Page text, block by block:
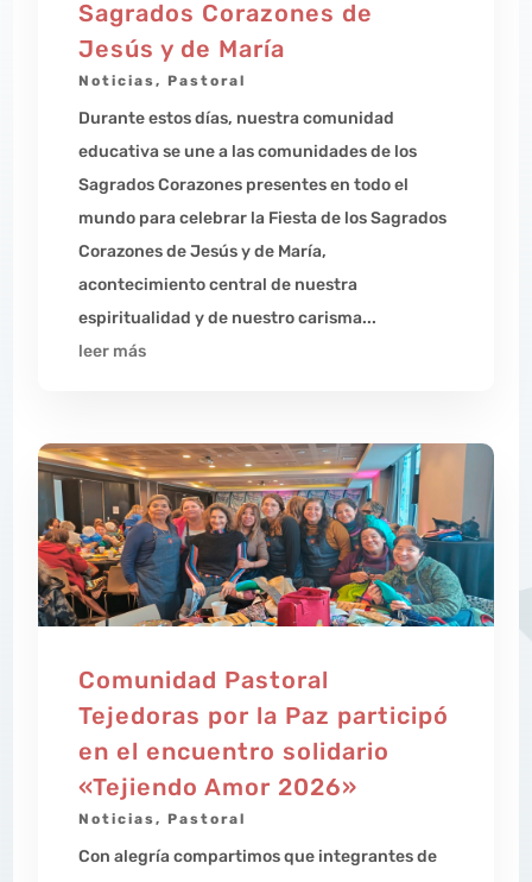
Sagrados Corazones de
Jesús y de María
Noticias,Pastoral
Durante estos días, nuestra comunidad
educativa se une a las comunidades de los
Sagrados Corazones presentes en todo el
mundo para celebrar la Fiesta de los Sagrados
Corazones de Jesús y de María,
acontecimiento central de nuestra
espiritualidad y de nuestro carisma...
leer más
Comunidad Pastoral
Tejedoras por la Paz participó
en el encuentro solidario
«Tejiendo Amor 2026»
Noticias, Pastoral
Con alegría compartimos que integrantes de